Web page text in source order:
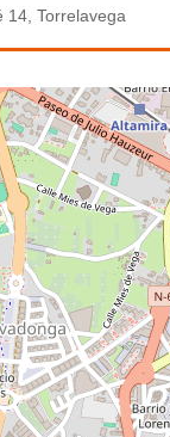
14, Torrelavega